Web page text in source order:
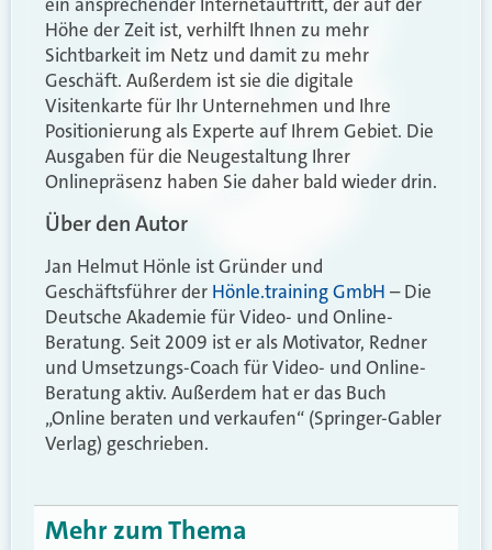
Höhe der Zeit ist, verhilft Ihnen zu mehr
Sichtbarkeit im Netz und damit zu mehr
Geschäft. Außerdem ist sie die digitale
Visitenkarte für Ihr Unternehmen und Ihre
Positionierung als Experte auf Ihrem Gebiet. Die
Ausgaben für die Neugestaltung Ihrer
Onlinepräsenz haben Sie daher bald wieder drin.
Über den Autor
Jan Helmut Hönle ist Gründer und
Geschäftsführer der Hönle.training GmbH – Die
Deutsche Akademie für Video- und Online-
Beratung. Seit 2009 ist er als Motivator, Redner
und Umsetzungs-Coach für Video- und Online-
Beratung aktiv. Außerdem hat er das Buch
„Online beraten und verkaufen“ (Springer-Gabler
Verlag) geschrieben.
Mehr zum Thema